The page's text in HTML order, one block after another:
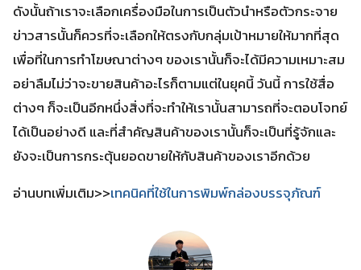
ดังนั้นถ้าเราจะเลือกเครื่องมือในการเป็นตัวนำหรือตัวกระจาย
ข่าวสารนั้นก็ควรที่จะเลือกให้ตรงกับกลุ่มเป้าหมายให้มากที่สุด
เพื่อที่ในการทำโฆษณาต่างๆ ของเรานั้นก็จะได้มีความเหมาะสม
อย่าลืมไม่ว่าจะขายสินค้าอะไรก็ตามแต่ในยุคนี้ วันนี้ การใช้สื่อ
ต่างๆ ก็จะเป็นอีกหนึ่งสิ่งที่จะทำให้เรานั้นสามารถที่จะตอบโจทย์
ได้เป็นอย่างดี และที่สำคัญสินค้าของเรานั้นก็จะเป็นที่รู้จักและ
ยังจะเป็นการกระตุ้นยอดขายให้กับสินค้าของเราอีกด้วย
อ่านบทเพิ่มเติม>>เทคนิคที่ใช้ในการพิมพ์กล่องบรรจุภัณฑ์